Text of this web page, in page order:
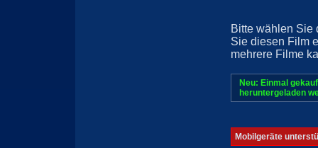
Bitte wählen Sie
Sie diesen Film
mehrere Filme
Neu: Einmal
heruntergeladen
Mobilgeräte